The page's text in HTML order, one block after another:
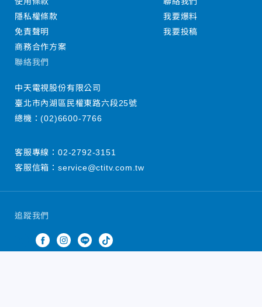
追蹤我們
隱私權條款
免責聲明
商務合作方案
我要爆料
我要投稿
聯絡我們
中天電視股份有限公司
臺北市內湖區民權東路六段25號
總機：(02)6600-7766
客服專線： 02-2792-3151
客服信箱： service@ctitv.com.tw